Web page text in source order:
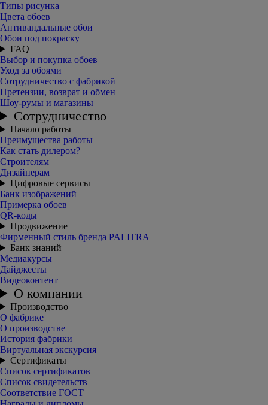
Типы рисунка
Цвета обоев
Антивандальные обои
Обои под покраску
FAQ
Выбор и покупка обоев
Уход за обоями
Сотрудничество с фабрикой
Претензии, возврат и обмен
Шоу-румы и магазины
Сотрудничество
Начало работы
Преимущества работы
Как стать дилером?
Строителям
Дизайнерам
Цифровые сервисы
Банк изображений
Примерка обоев
QR-коды
Продвижение
Фирменный стиль бренда PALITRA
Банк знаний
Медиакурсы
Дайджесты
Видеоконтент
О компании
Производство
О фабрике
О производстве
История фабрики
Виртуальная экскурсия
Сертификаты
Список сертификатов
Список свидетельств
Соответствие ГОСТ